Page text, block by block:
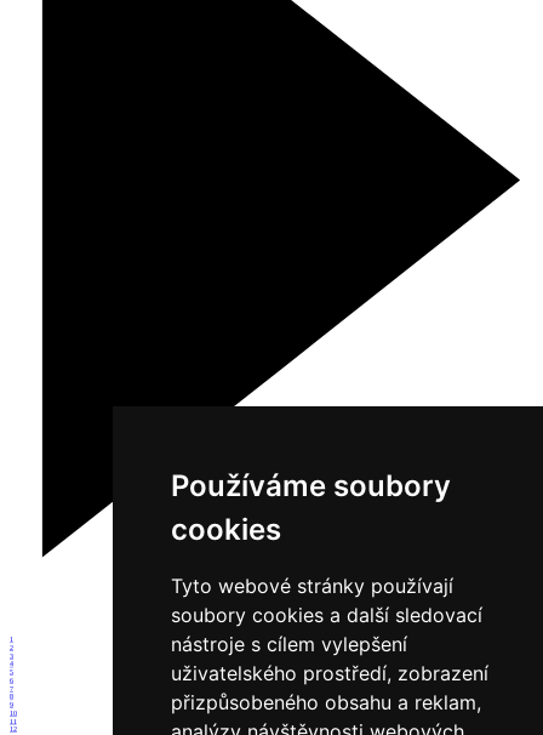
Používáme soubory
cookies
Tyto webové stránky používají
soubory cookies a další sledovací
nástroje s cílem vylepšení
uživatelského prostředí, zobrazení
přizpůsobeného obsahu a reklam,
1
2
3
4
5
6
7
8
9
10
11
12